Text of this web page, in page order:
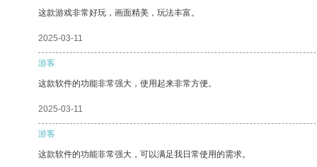
这款游戏非常好玩，画面精美，玩法丰富。
2025-03-11
游客
这款软件的功能非常强大，使用起来非常方便。
2025-03-11
游客
这款软件的功能非常强大，可以满足我日常使用的需求。